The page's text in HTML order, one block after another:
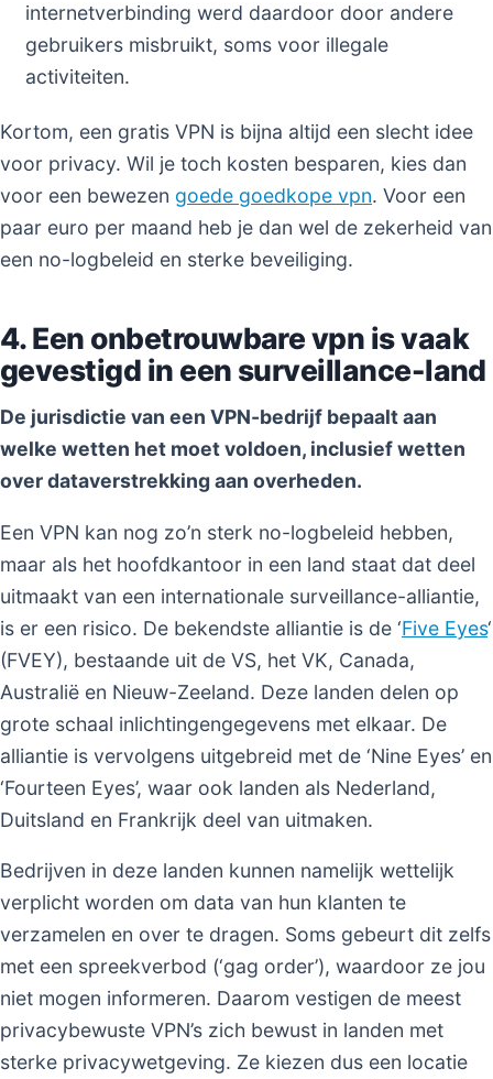
internetverbinding werd daardoor door andere
gebruikers misbruikt, soms voor illegale
activiteiten.
Kortom, een gratis VPN is bijna altijd een slecht idee
voor privacy. Wil je toch kosten besparen, kies dan
voor een bewezen goede goedkope vpn. Voor een
paar euro per maand heb je dan wel de zekerheid van
een no-logbeleid en sterke beveiliging.
4. Een onbetrouwbare vpn is vaak
gevestigd in een surveillance-land
De jurisdictie van een VPN-bedrijf bepaalt aan
welke wetten het moet voldoen, inclusief wetten
over dataverstrekking aan overheden.
Een VPN kan nog zo’n sterk no-logbeleid hebben,
maar als het hoofdkantoor in een land staat dat deel
uitmaakt van een internationale surveillance-alliantie,
is er een risico. De bekendste alliantie is de ‘Five Eyes‘
(FVEY), bestaande uit de VS, het VK, Canada,
Australië en Nieuw-Zeeland. Deze landen delen op
grote schaal inlichtingengegevens met elkaar. De
alliantie is vervolgens uitgebreid met de ‘Nine Eyes’ en
‘Fourteen Eyes’, waar ook landen als Nederland,
Duitsland en Frankrijk deel van uitmaken.
Bedrijven in deze landen kunnen namelijk wettelijk
verplicht worden om data van hun klanten te
verzamelen en over te dragen. Soms gebeurt dit zelfs
met een spreekverbod (‘gag order’), waardoor ze jou
niet mogen informeren. Daarom vestigen de meest
privacybewuste VPN’s zich bewust in landen met
sterke privacywetgeving. Ze kiezen dus een locatie